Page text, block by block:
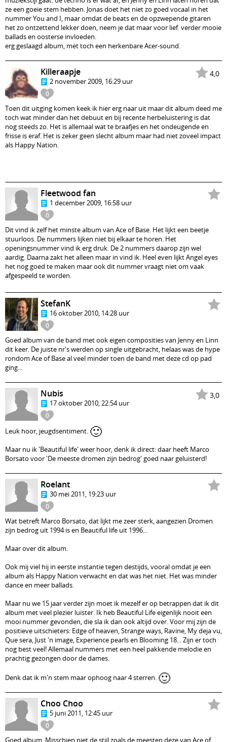
ze een goeie stem hebben. Jonas doet het niet zo goed vocaal in het
nummer You and I, maar omdat de beats en de opzwepende gitaren
het zo ontzettend lekker doen, neem je dat maar voor lief. verder mooie
ballads en oosterse invloeden.
erg geslaagd album, met toch een herkenbare Acer-sound.
4,0
0
Killeraapje
2 november 2009, 16:29 uur
Toen dit uitging komen keek ik hier erg naar uit maar dit album deed me
toch wat minder dan het debuut en bij recente herbeluistering is dat
nog steeds zo. Het is allemaal wat te braafjes en het ondeugende en
frisse is eraf. Het is zeker geen slecht album maar had niet zoveel impact
als Happy Nation.
0
Fleetwood fan
1 december 2009, 16:58 uur
Dit vind ik zelf het minste album van Ace of Base. Het lijkt een beetje
stuurloos. De nummers lijken niet bij elkaar te horen. Het
openingsnummer vind ik erg druk. De 2 nummers daarop zijn wel
aardig. Daarna zakt het alleen maar in vind ik. Heel even lijkt Angel eyes
het nog goed te maken maar ook dit nummer vraagt niet om vaak
afgespeeld te worden.
0
StefanK
16 oktober 2010, 14:28 uur
Goed album van de band met ook eigen composities van Jenny en Linn
dit keer. De juiste nr's werden op single uitgebracht, helaas was de hype
rondom Ace of Base al veel minder toen de band met deze cd op pad
ging...
3,0
0
Nubis
17 oktober 2010, 22:54 uur
Leuk hoor, jeugdsentiment. 🙂
Maar nu ik 'Beautiful life' weer hoor, denk ik direct: daar heeft Marco
Borsato voor 'De meeste dromen zijn bedrog' goed naar geluisterd!
0
Roelant
30 mei 2011, 19:23 uur
Wat betreft Marco Borsato, dat lijkt me zeer sterk, aangezien Dromen
zijn bedrog uit 1994 is en Beautiful life uit 1996...
Maar over dit album.
Ook mij viel hij in eerste instantie tegen destijds, vooral omdat je een
album als Happy Nation verwacht en dat was het niet. Het was minder
dance en meer ballads.
Maar nu we 15 jaar verder zijn moet ik mezelf er op betrappen dat ik dit
album met veel plezier luister. Ik heb Beautiful Life eigenlijk nooit een
mooi nummer gevonden, die sla ik dan ook altijd over. Voor mij zijn de
positieve uitschieters: Edge of heaven, Strange ways, Ravine, My deja vu,
Que sera, Just 'n image, Experience pearls en Blooming 18... Zijn er toch
nog best veel! Allemaal nummers met een heel pakkende melodie en
prachtig gezongen door de dames.
Denk dat ik m'n stem maar ophoog naar 4 sterren. 🙂
0
Choo Choo
5 juni 2011, 12:45 uur
Goed album. Misschien niet de stijl zoals de meesten deze van Ace of